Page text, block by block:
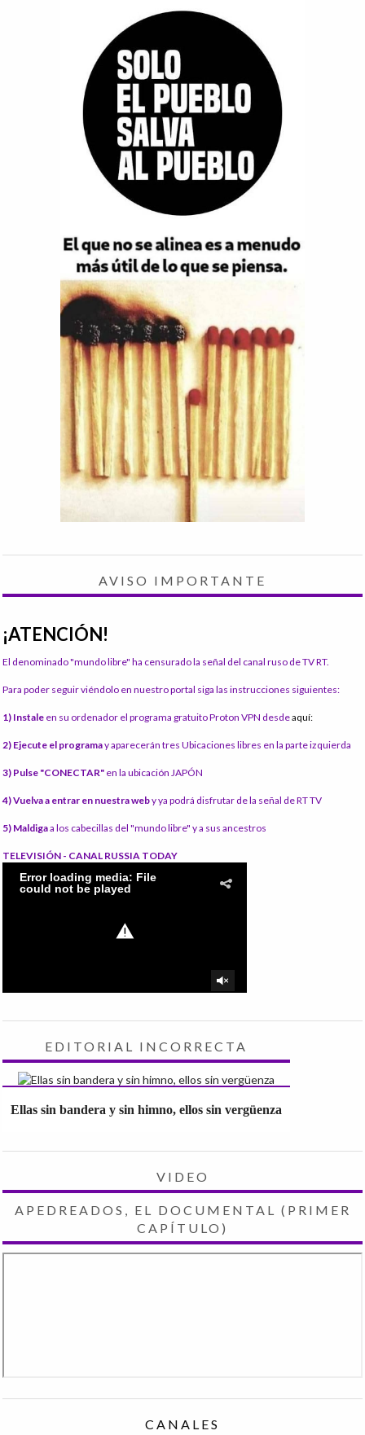
AVISO IMPORTANTE
¡ATENCIÓN!
El denominado "mundo libre" ha censurado la señal del canal ruso de TV RT.
Para poder seguir viéndolo en nuestro portal siga las instrucciones siguientes:
1) Instale en su ordenador el programa gratuito Proton VPN desdeaquí:
2) Ejecute el programay aparecerán tres Ubicaciones libres en la parte izquierda
3) Pulse "CONECTAR" en la ubicación JAPÓN
4) Vuelva a entrar en nuestra weby ya podrá disfrutar de la señal de RT TV
5) Maldigaa los cabecillas del "mundo libre" y a sus ancestros
TELEVISIÓN - CANAL RUSSIA TODAY
EDITORIAL INCORRECTA
Ellas sin bandera y sin himno, ellos sin vergüenza
VIDEO
APEDREADOS, EL DOCUMENTAL (PRIMER
CAPÍTULO)
CANALES